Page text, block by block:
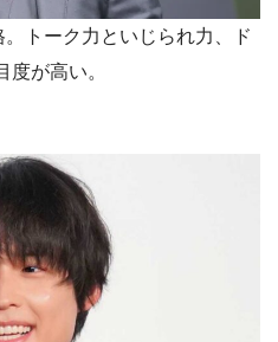
トーク力といじられ力、ド
が高い。